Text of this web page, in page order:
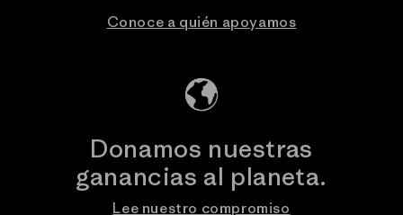
Conoce a quién apoyamos
Donamos nuestras
ganancias al planeta.
Lee nuestro compromiso